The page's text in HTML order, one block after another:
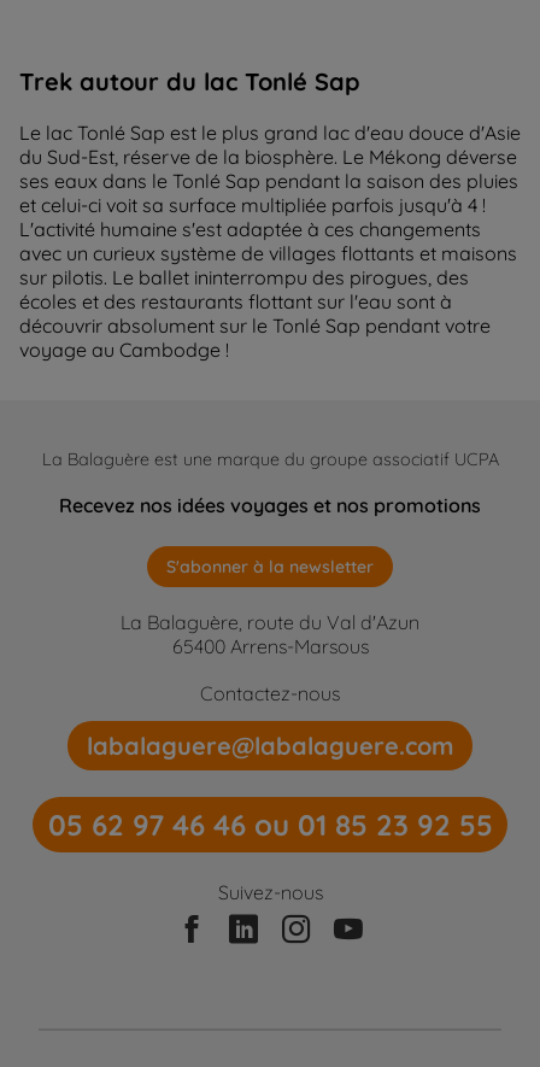
Trek autour du lac Tonlé Sap
Le lac Tonlé Sap est le plus grand lac d'eau douce d'Asie
du Sud-Est, réserve de la biosphère. Le Mékong déverse
ses eaux dans le Tonlé Sap pendant la saison des pluies
et celui-ci voit sa surface multipliée parfois jusqu'à 4 !
L'activité humaine s'est adaptée à ces changements
avec un curieux système de villages flottants et maisons
sur pilotis. Le ballet ininterrompu des pirogues, des
écoles et des restaurants flottant sur l'eau sont à
découvrir absolument sur le Tonlé Sap pendant votre
voyage au Cambodge !
La Balaguère est une marque du groupe associatif UCPA
Recevez nos idées voyages et nos promotions
S'abonner à la newsletter
La Balaguère, route du Val d'Azun
65400 Arrens-Marsous
Contactez-nous
labalaguere@labalaguere.com
05 62 97 46 46 ou 01 85 23 92 55
Suivez-nous